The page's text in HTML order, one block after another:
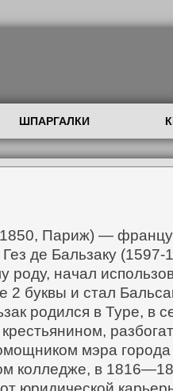
ШПАРГАЛКИ
Париж) —
де Бальзаку
начал
буквы и стал
родился в Туре, в
мэра
колледже, в